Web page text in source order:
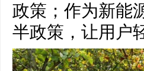
政策；作为新能
半政策，让用户